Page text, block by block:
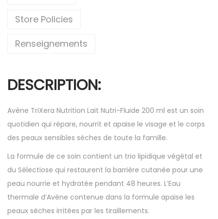
Store Policies
Renseignements
DESCRIPTION:
Avène TriXera Nutrition Lait Nutri-Fluide 200 ml est un soin
quotidien qui répare, nourrit et apaise le visage et le corps
des peaux sensibles sèches de toute la famille.
La formule de ce soin contient un trio lipidique végétal et
du Sélectiose qui restaurent la barrière cutanée pour une
peau nourrie et hydratée pendant 48 heures. L’Eau
thermale d’Avène contenue dans la formule apaise les
peaux sèches irritées par les tiraillements.